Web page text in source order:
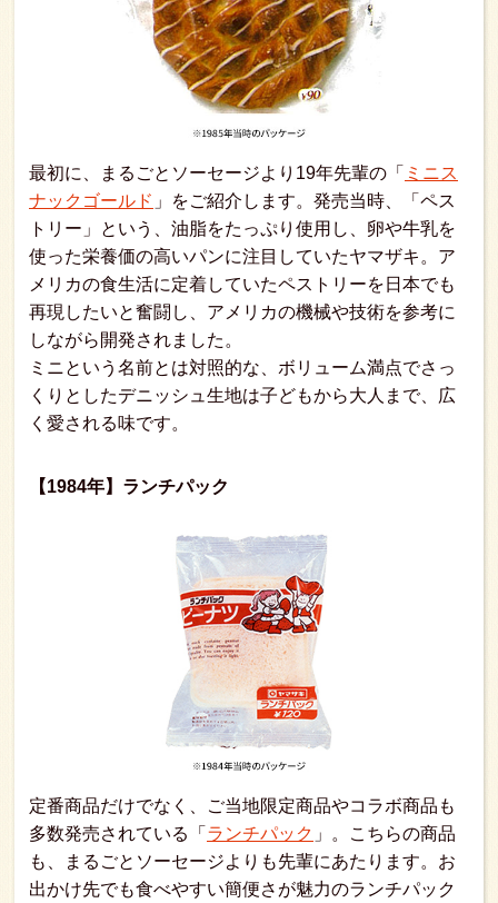
最初に、まるごとソーセージより19年先輩の「 ミニス
ナックゴールド 」をご紹介します。発売当時、「ペス
トリー」という、油脂をたっぷり使用し、卵や牛乳を
使った栄養価の高いパンに注目していたヤマザキ。ア
メリカの食生活に定着していたペストリーを日本でも
再現したいと奮闘し、アメリカの機械や技術を参考に
しながら開発されました。
ミニという名前とは対照的な、ボリューム満点でさっ
くりとしたデニッシュ生地は子どもから大人まで、広
く愛される味です。
【1984年】ランチパック
定番商品だけでなく、ご当地限定商品やコラボ商品も
多数発売されている「 ランチパック 」。こちらの商品
も、まるごとソーセージよりも先輩にあたります。お
出かけ先でも食べやすい簡便さが魅力のランチパック